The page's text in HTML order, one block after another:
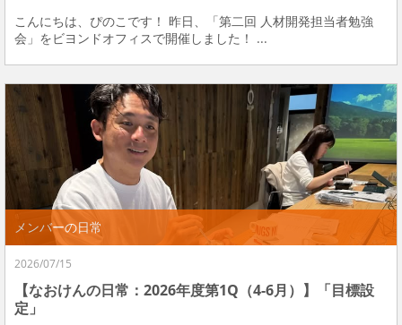
こんにちは、ぴのこです！ 昨日、「第二回 人材開発担当者勉強
会」をビヨンドオフィスで開催しました！ ...
メンバーの日常
2026/07/15
【なおけんの日常：2026年度第1Q（4-6月）】「目標設
定」